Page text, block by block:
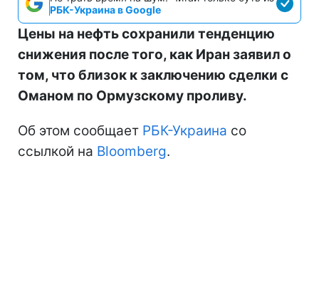
РБК-Украина в Google
Цены на нефть сохранили тенденцию
снижения после того, как Иран заявил о
том, что близок к заключению сделки с
Оманом по Ормузскому проливу.
Об этом сообщает РБК-Украина со
ссылкой на Bloomberg.